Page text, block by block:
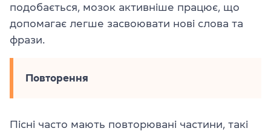
подобається, мозок активніше працює, що
допомагає легше засвоювати нові слова та
фрази.
Повторення
Пісні часто мають повторювані частини, такі